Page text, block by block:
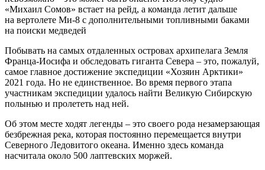
со спутниковыми передатчиками Argos в проливе Бейтса
между островами Брюса и Земля Георга, провели все время
во льдах, не выходя на островную часть архипелага, и, значит,
имели постоянную возможность охоты на тюленей.
Определены основные факторы среды (типы льдов, наличие
полыней и разводьев), которые выбирали медведи.
Если говорить об экспедиции в целом, то исследования
животных на островах и в акваториях Земли Франца-Иосифа
– мечта любого ученого».
Илья Мордвинцев, научный руководитель II этапа экспедиции
«Хозяин Арктики» 2021 года, к. б. н., ведущий научный
сотрудник ИПЭЭ РАН
Илья Мордвинцев, научный руководитель II этапа
экспедиции «Хозяин Арктики» 2021 года